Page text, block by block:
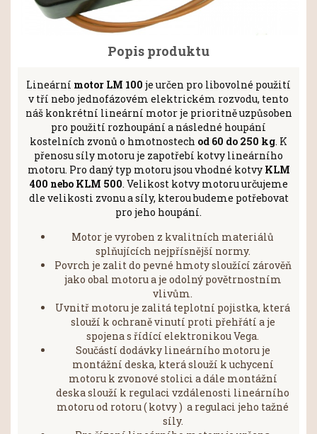
Popis produktu
Lineární motor LM 100 je určen pro libovolné použití
v tří nebo jednofázovém elektrickém rozvodu, tento
náš konkrétní lineární motor je prioritně uzpůsoben
pro použití rozhoupání a následné houpání
kostelních zvonů o hmotnostech od 60 do 250 kg. K
přenosu síly motoru je zapotřebí kotvy lineárního
motoru. Pro daný typ motoru jsou vhodné kotvyKLM
400 nebo KLM 500. Velikost kotvy motoru určujeme
dle velikosti zvonu a síly, kterou budeme potřebovat
pro jeho houpání.
Motor je vyroben z kvalitních materiálů
splňujících nejpřísnější normy.
Povrch je zalit do pevné hmoty sloužící zárověň
jako obal motoru a je odolný povětrnostním
vlivům.
Uvnitř motoru je zalitá teplotní pojistka, která
slouží k ochraně vinutí proti přehřátí a je
spojena s řídící elektronikou Vega.
Součástí dodávky lineárního motoru je
montážní deska, která slouží k uchycení
motoru k zvonové stolici a dále montážní
deska slouží k regulaci vzdálenosti lineárního
motoru od rotoru ( kotvy ) a regulaci jeho tažné
síly.